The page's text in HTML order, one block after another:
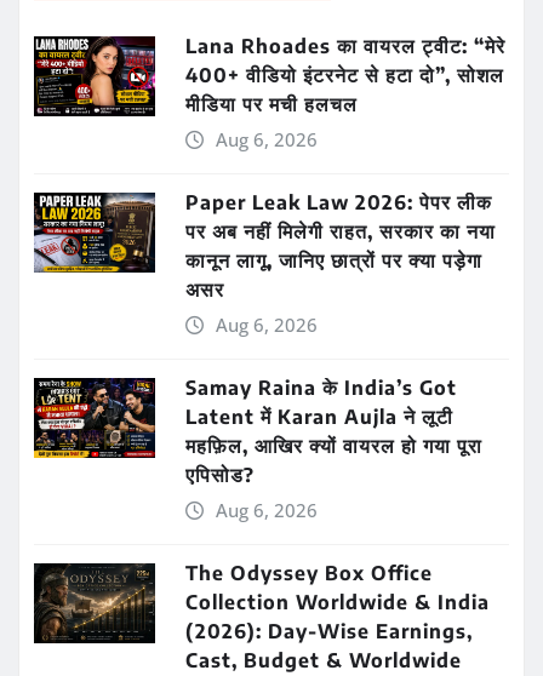
Lana Rhoades का वायरल ट्वीट: “मेरे
400+ वीडियो इंटरनेट से हटा दो”, सोशल
मीडिया पर मची हलचल
Aug 6, 2026
Paper Leak Law 2026: पेपर लीक
पर अब नहीं मिलेगी राहत, सरकार का नया
कानून लागू, जानिए छात्रों पर क्या पड़ेगा
असर
Aug 6, 2026
Samay Raina के India’s Got
Latent में Karan Aujla ने लूटी
महफ़िल, आखिर क्यों वायरल हो गया पूरा
एपिसोड?
Aug 6, 2026
The Odyssey Box Office
Collection Worldwide & India
(2026): Day-Wise Earnings,
Cast, Budget & Worldwide